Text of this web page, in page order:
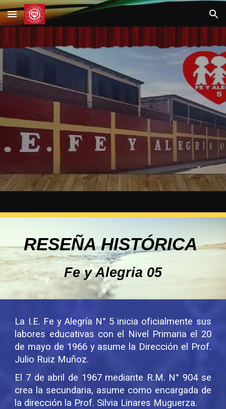
Skip to main content Skip to navigation
RESEÑA HISTÓRICA
Fe y Alegria 05
La I.E. Fe y Alegría N° 5 inicia oficialmente sus
labores educativas con el Nivel Primaria el 20
de mayo de 1966 y asume la Dirección el Prof.
Julio Ruiz Muñoz.
El 7 de abril de 1967 mediante R.M. N° 904 se
crea la secundaria, asume como encargada de
la dirección la Prof. Silvia Linares Muguerza.